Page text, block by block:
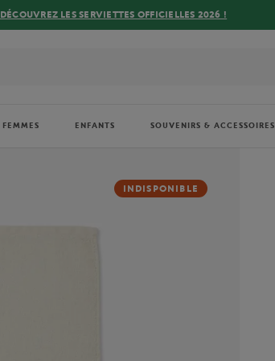
DÉCOUVREZ LES SERVIETTES OFFICIELLES 2026 !
FEMMES ENFANTS SOUVENIRS & ACCESSOIRES
INDISPONIBLE